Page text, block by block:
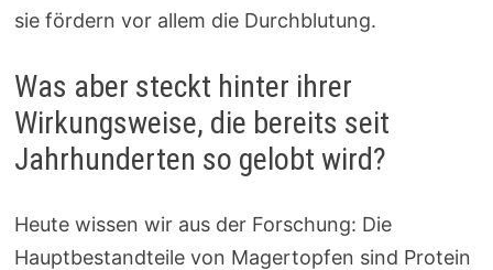
sie fördern vor allem die Durchblutung.
Was aber steckt hinter ihrer
Wirkungsweise, die bereits seit
Jahrhunderten so gelobt wird?
Heute wissen wir aus der Forschung: Die
Hauptbestandteile von Magertopfen sind Protein